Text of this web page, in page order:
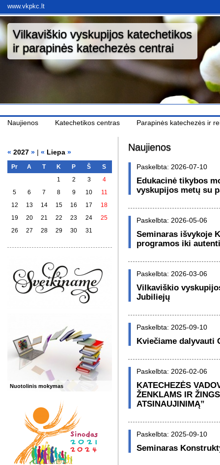
www.vkpkc.lt
Vilkaviškio vyskupijos katechetikos
ir parapinės katechezės centrai
Naujienos Katechetikos centras Parapinės katechezės ir
« 2027 » | « Liepa »
Pr A T K P Š
S
1
2 3
4
5
6 7 8 9 10
11
12
13 14 15 16 17
18
19
20 21 22 23 24
25
26
27 28 29 30 31
Nuotolinis mokymas
Naujienos
Paskelbta: 2026-07-10
Edukacinė tikybos
vyskupijos metų su
Paskelbta: 2026-05-06
Seminaras išvykoje
programos iki
Paskelbta: 2026-03-06
Vilkaviškio
Jubiliejų
Paskelbta: 2025-09-10
Kviečiame dalyvauti
Paskelbta: 2026-02-06
KATECHEZĖS
ŽENKLAMS IR
ATSINAUJINIMĄ”
Paskelbta: 2025-09-10
Seminaras